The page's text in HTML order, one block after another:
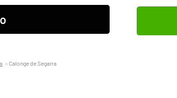
Calonge de Segarra